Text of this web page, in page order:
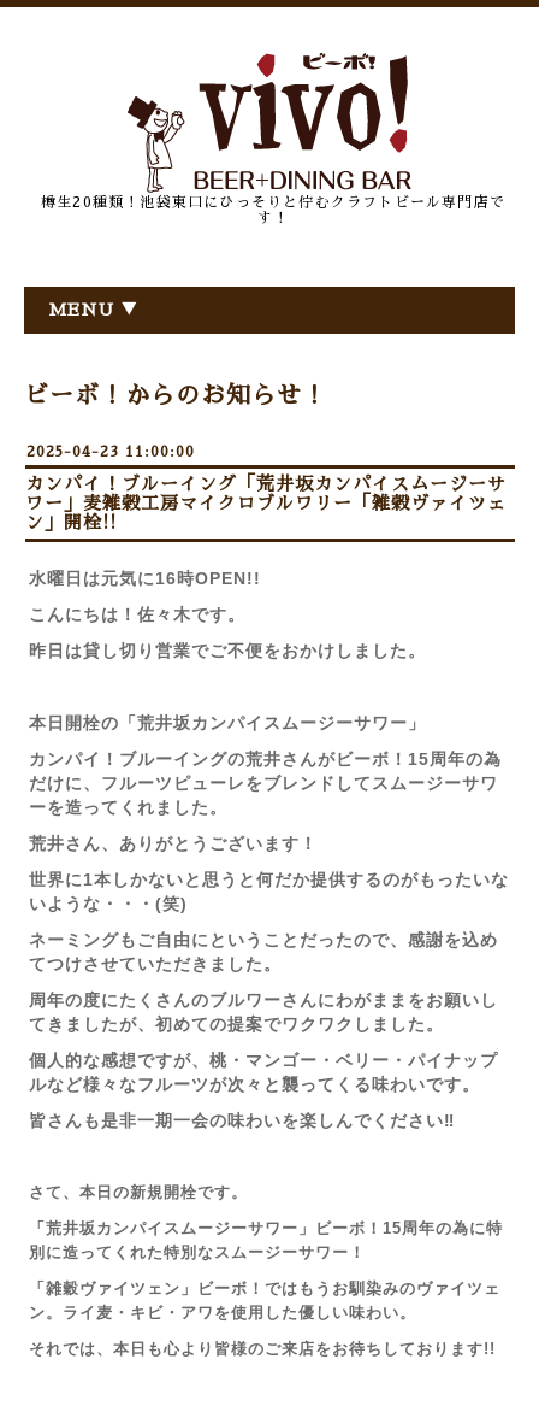
樽生20種類！池袋東口にひっそりと佇むクラフトビール専門店で
す！
MENU ▼
ビーボ！からのお知らせ！
2025-04-23 11:00:00
カンパイ！ブルーイング「荒井坂カンパイスムージーサ
ワー」麦雑穀工房マイクロブルワリー「雑穀ヴァイツェ
ン」開栓!!
水曜日は元気に16時OPEN!!
こんにちは！佐々木です。
昨日は貸し切り営業でご不便をおかけしました。
本日開栓の「荒井坂カンパイスムージーサワー」
カンパイ！ブルーイングの荒井さんがビーボ！15周年の為
だけに、フルーツピューレをブレンドしてスムージーサワ
ーを造ってくれました。
荒井さん、ありがとうございます！
世界に1本しかないと思うと何だか提供するのがもったいな
いような・・・(笑)
ネーミングもご自由にということだったので、感謝を込め
てつけさせていただきました。
周年の度にたくさんのブルワーさんにわがままをお願いし
てきましたが、初めての提案でワクワクしました。
個人的な感想ですが、桃・マンゴー・ベリー・パイナップ
ルなど様々なフルーツが次々と襲ってくる味わいです。
皆さんも是非一期一会の味わいを楽しんでください‼
さて、本日の新規開栓です。
「荒井坂カンパイスムージーサワー」ビーボ！15周年の為に特
別に造ってくれた特別なスムージーサワー！
「雑穀ヴァイツェン」ビーボ！ではもうお馴染みのヴァイツェ
ン。ライ麦・キビ・アワを使用した優しい味わい。
それでは、本日も心より皆様のご来店をお待ちしております!!